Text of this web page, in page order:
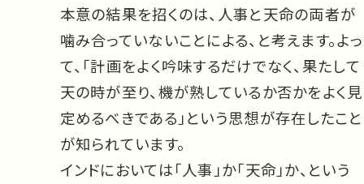
本意の結果を招くのは、人事と天命の両者が
噛み合っていないことによる、と考えます。よっ
て、「計画をよく吟味するだけでなく、果たして
天の時が至り、機が熟しているか否かをよく見
定めるべきである」という思想が存在したこと
が知られています。
インドにおいては「人事」か「天命」か、という